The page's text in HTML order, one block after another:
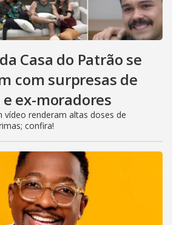
Casa do Patrão se
com surpresas de
ex-moradores
vídeo renderam altas doses de
confira!